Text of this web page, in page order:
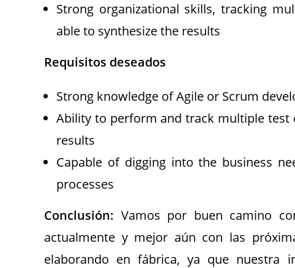
Strong organizational skills, tracking
able to synthesize the results
Requisitos deseados
Strong knowledge of Agile or Scrum
Ability to perform and track multiple test
results
Capable of digging into the business
processes
Conclusión: Vamos por buen camino
actualmente y mejor aún con las
elaborando en fábrica, ya que nuestra